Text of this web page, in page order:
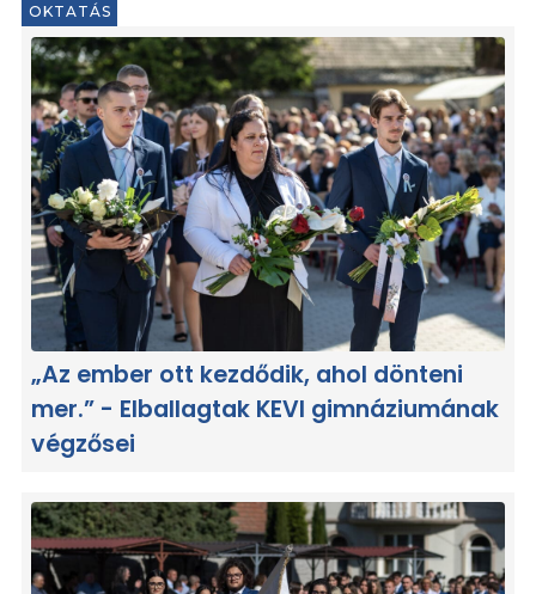
OKTATÁS
„Az ember ott kezdődik, ahol dönteni
mer.” - Elballagtak KEVI gimnáziumának
végzősei